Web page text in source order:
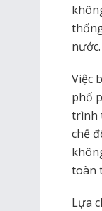
nước.
Việc
phố
trình
chế
toàn
Lựa